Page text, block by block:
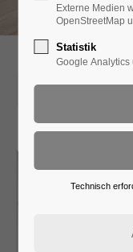
Externe Medien
OpenStreetMap
Statistik
Google Analytics
Technisch